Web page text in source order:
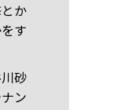
か
す
砂
ン